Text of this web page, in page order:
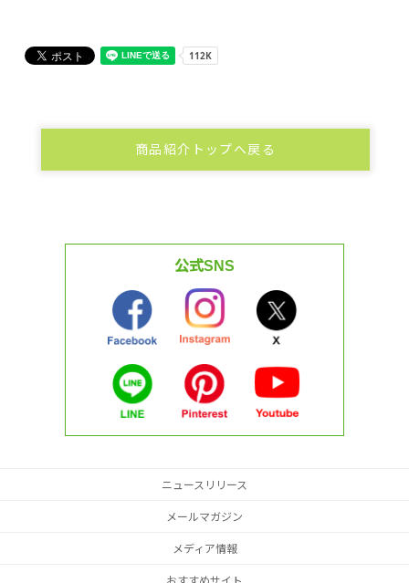
商品紹介トップへ戻る
公式SNS
ニュースリリース
メールマガジン
メディア情報